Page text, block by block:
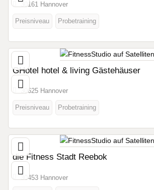
30161 Hannover
Preisniveau Probetraining
GHotel hotel & living Gästehäuser
30625 Hannover
Preisniveau Probetraining
die Fitness Stadt Reebok
30453 Hannover